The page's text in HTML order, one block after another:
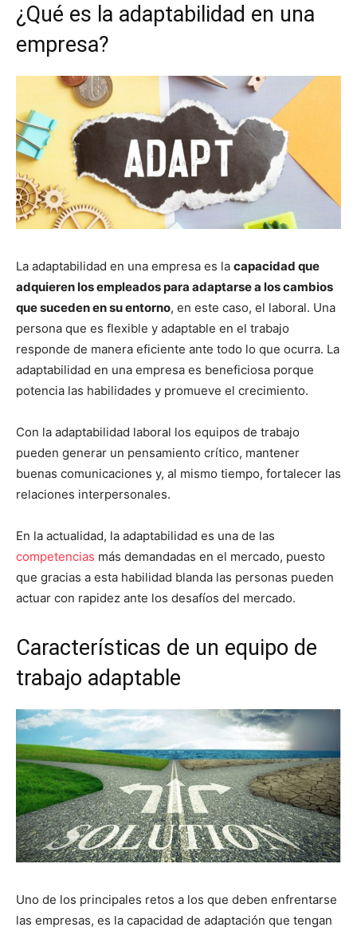
¿Qué es la adaptabilidad en una
empresa?
La adaptabilidad en una empresa es la capacidad que
adquieren los empleados para adaptarse a los cambios
que suceden en su entorno, en este caso, el laboral. Una
persona que es flexible y adaptable en el trabajo
responde de manera eficiente ante todo lo que ocurra. La
adaptabilidad en una empresa es beneficiosa porque
potencia las habilidades y promueve el crecimiento.
Con la adaptabilidad laboral los equipos de trabajo
pueden generar un pensamiento crítico, mantener
buenas comunicaciones y, al mismo tiempo, fortalecer las
relaciones interpersonales.
En la actualidad, la adaptabilidad es una de las
competencias más demandadas en el mercado, puesto
que gracias a esta habilidad blanda las personas pueden
actuar con rapidez ante los desafíos del mercado.
Características de un equipo de
trabajo adaptable
Uno de los principales retos a los que deben enfrentarse
las empresas, es la capacidad de adaptación que tengan